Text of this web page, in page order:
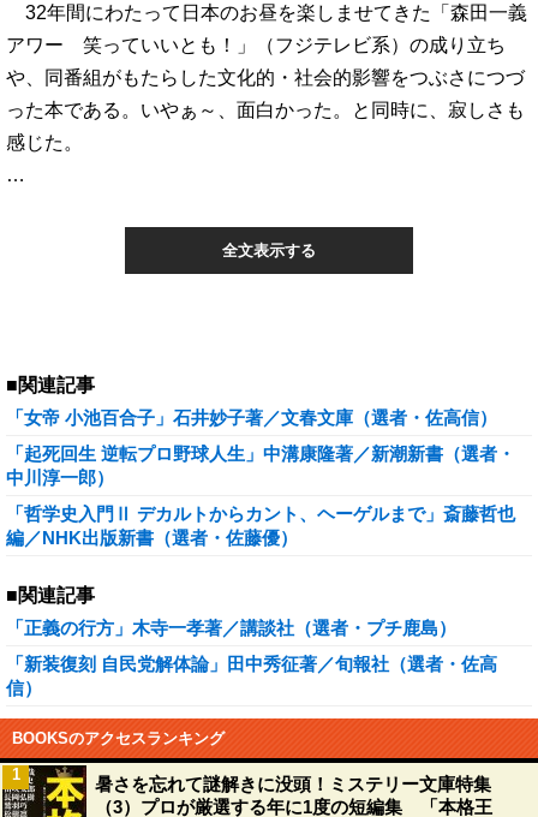
32年間にわたって日本のお昼を楽しませてきた「森田一義
アワー 笑っていいとも！」（フジテレビ系）の成り立ち
や、同番組がもたらした文化的・社会的影響をつぶさにつづ
った本である。いやぁ～、面白かった。と同時に、寂しさも
感じた。
…
全文表示する
■関連記事
「女帝 小池百合子」石井妙子著／文春文庫（選者・佐高信）
「起死回生 逆転プロ野球人生」中溝康隆著／新潮新書（選者・
中川淳一郎）
「哲学史入門Ⅱ デカルトからカント、ヘーゲルまで」斎藤哲也
編／NHK出版新書（選者・佐藤優）
■関連記事
「正義の行方」木寺一孝著／講談社（選者・プチ鹿島）
「新装復刻 自民党解体論」田中秀征著／旬報社（選者・佐高
信）
BOOKSのアクセスランキング
暑さを忘れて謎解きに没頭！ミステリー文庫特集
（3）プロが厳選する年に1度の短編集 「本格王
1